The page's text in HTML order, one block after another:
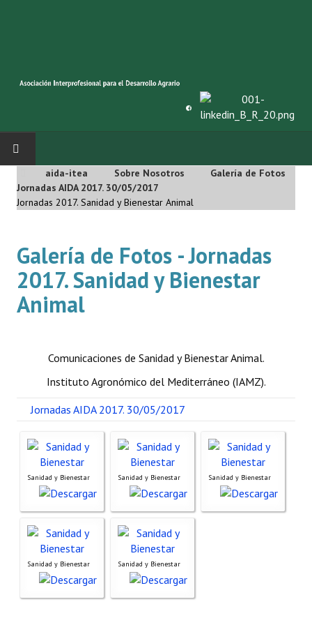
INICIO
Asociación AIDA
Cincuentenario AIDA
Organigrama
Hacerse socio
Web AIDA 2.0
REVISTA ITEA
Presentación ITEA
Equipo Editorial
Leer revista ITEA
Directrices para autores/as
aida-itea Sobre Nosotros
Galería de Fotos
Jornadas AIDA 2017. 30/05/2017
Jornadas 2017. Sanidad y Bienestar Animal
Galería de Fotos - Jornadas
2017. Sanidad y Bienestar
Animal
Comunicaciones de Sanidad y Bienestar Animal.
Instituto Agronómico del Mediterráneo (IAMZ).
Jornadas AIDA 2017. 30/05/2017
Sanidad y Bienestar Sanidad y Bienestar Sanidad y Bienestar
Sanidad y Bienestar Sanidad y Bienestar